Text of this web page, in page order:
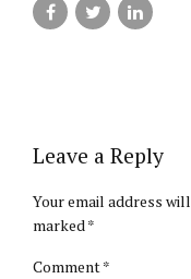
Leave a Reply
Your email address
marked *
Comment*